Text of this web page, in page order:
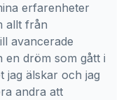
erfarenheter
allt från
avancerade
en dröm som gått i
jag älskar och jag
andra att